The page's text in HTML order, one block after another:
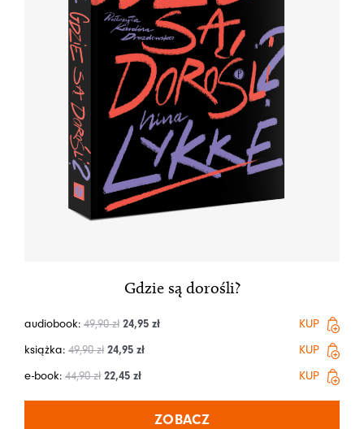
Gdzie są dorośli?
audiobook: 49,90zł 24,95 zł
KUP
książka: 49,90zł 24,95 zł
KUP
e-book: 44,90zł 22,45 zł KUP
ZOBACZ